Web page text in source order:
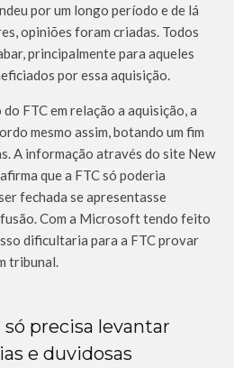
por um longo período e de lá
opiniões foram criadas. Todos
principalmente para aqueles
por essa aquisição.
FTC em relação a aquisição, a
mesmo assim, botando um fim
A informação através do site New
que a FTC só poderia
fechada se apresentasse
Com a Microsoft tendo feito
dificultaria para a FTC provar
tribunal.
só precisa levantar
e duvidosas